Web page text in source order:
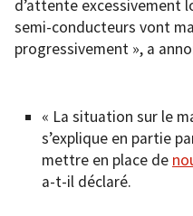
d’attente excessivement
semi-conducteurs vont
progressivement », a
« La situation sur le
s’explique en partie
mettre en place de
a-t-il déclaré.